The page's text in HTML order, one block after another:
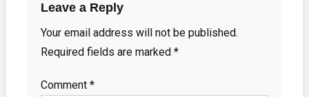
Leave a Reply
Your email address will not be published.
Required fields are marked *
Comment *